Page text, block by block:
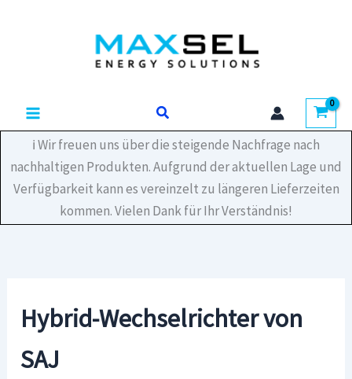
Suchen
ℹ️ Wir freuen uns über die steigende Nachfrage nach
nachhaltigen Produkten. Aufgrund der aktuellen Lage und
Verfügbarkeit kann es vereinzelt zu längeren Lieferzeiten
kommen. Vielen Dank für Ihr Verständnis!
Hybrid-Wechselrichter von
SAJ